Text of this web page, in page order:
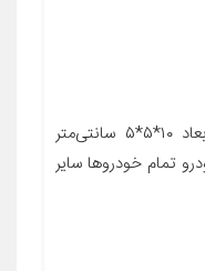
معرفی محصول جزئیات محصول ابعاد ۱۰*۵*۵ سانتی‌متر
تمام خودروها سایر